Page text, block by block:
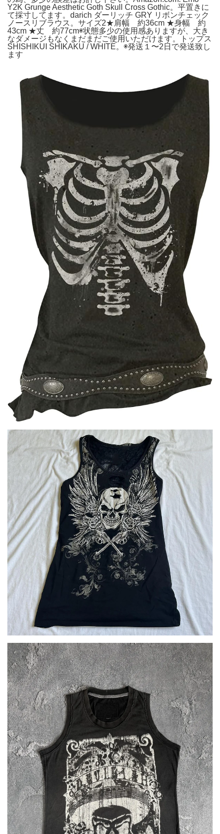
Y2K Grunge Aesthetic Goth Skull Cross Gothic。平置きに
て採寸してます。darich ダーリッチ GRY リボンチェック
ノースリブラウス。サイズ2★肩幅 約36cm ★身幅 約
43cm ★丈 約77cm◉状態多少の使用感ありますが、大き
なダメージもなくまだまだご使用いただけます。トップス
SHISHIKUI SHIKAKU / WHITE。◉発送１〜2日で発送致し
ます